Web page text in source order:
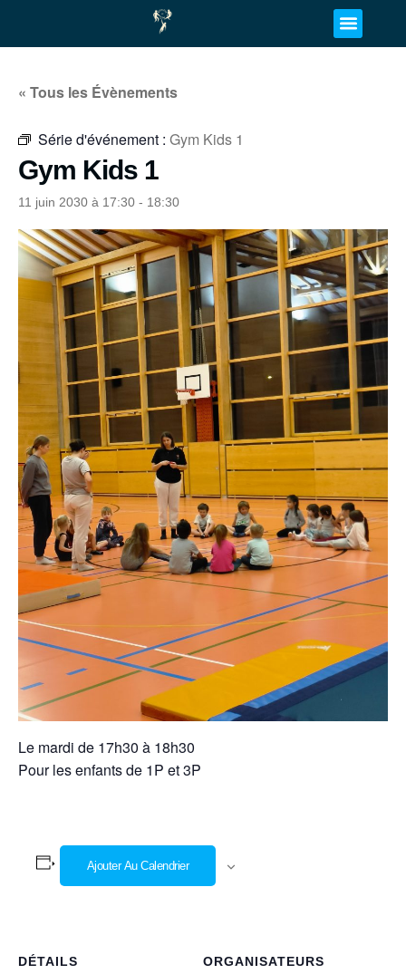
« Tous les Évènements
Série d'événement : Gym Kids 1
Gym Kids 1
11 juin 2030 à 17:30 - 18:30
Le mardi de 17h30 à 18h30
Pour les enfants de 1P et 3P
Ajouter Au Calendrier
DÉTAILS ORGANISATEURS